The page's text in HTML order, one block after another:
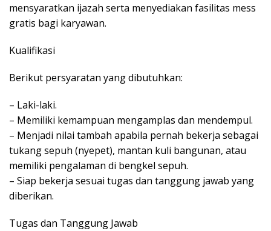
mensyaratkan ijazah serta menyediakan fasilitas mess
gratis bagi karyawan.
Kualifikasi
Berikut persyaratan yang dibutuhkan:
– Laki-laki.
– Memiliki kemampuan mengamplas dan mendempul.
– Menjadi nilai tambah apabila pernah bekerja sebagai
tukang sepuh (nyepet), mantan kuli bangunan, atau
memiliki pengalaman di bengkel sepuh.
– Siap bekerja sesuai tugas dan tanggung jawab yang
diberikan.
Tugas dan Tanggung Jawab